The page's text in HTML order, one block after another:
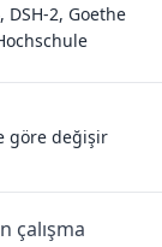
DSH-2, Goethe
göre değişir
çalışma